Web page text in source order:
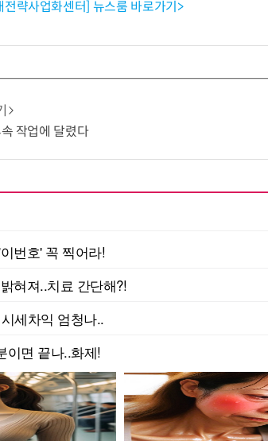
전략사업화센터] 뉴스룸 바로가기>
작업에 달렸다